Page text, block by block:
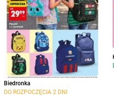
Biedronka
DO ROZPOCZĘCIA 2 DNI